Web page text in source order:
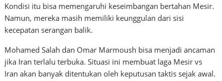
Kondisi itu bisa memengaruhi keseimbangan bertahan Mesir.
Namun, mereka masih memiliki keunggulan dari sisi
kecepatan serangan balik.
Mohamed Salah dan Omar Marmoush bisa menjadi ancaman
jika Iran terlalu terbuka. Situasi ini membuat laga Mesir vs
Iran akan banyak ditentukan oleh keputusan taktis sejak awal.